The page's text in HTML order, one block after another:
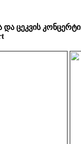
ცეკვის კონცერტი